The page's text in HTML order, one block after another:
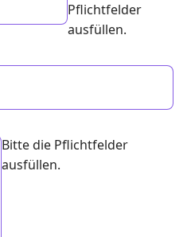
Pflichtfelder
ausfüllen.
Bitte die Pflichtfelder
ausfüllen.